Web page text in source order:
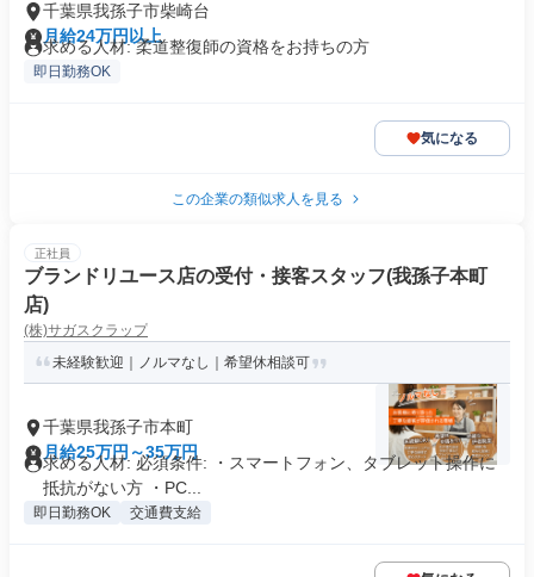
千葉県我孫子市柴崎台
月給24万円以上
求める人材: 柔道整復師の資格をお持ちの方
即日勤務OK
気になる
この企業の類似求人を見る
正社員
ブランドリユース店の受付・接客スタッフ(我孫子本町
店)
(株)サガスクラップ
未経験歓迎｜ノルマなし｜希望休相談可
千葉県我孫子市本町
月給25万円～35万円
求める人材: 必須条件: ・スマートフォン、タブレット操作に
抵抗がない方 ・PC...
即日勤務OK 交通費支給